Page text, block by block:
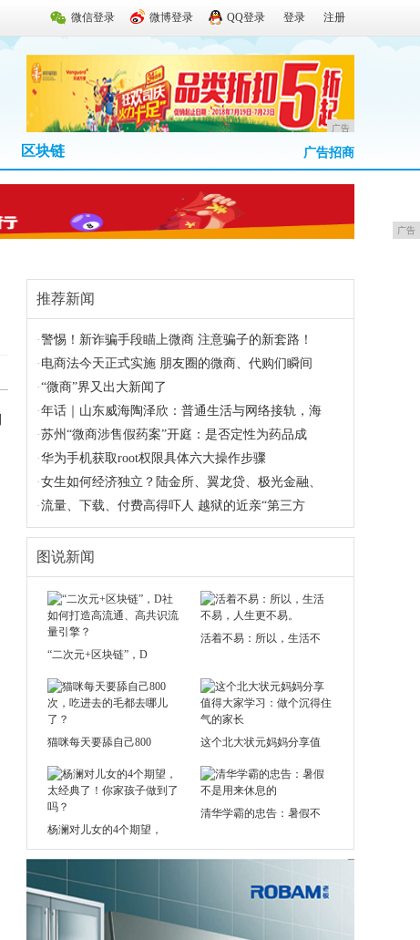
微信登录 微博登录 QQ登录 登录 注册
广告
区块链 广告招商
广告
推荐新闻
·警惕！新诈骗手段瞄上微商 注意骗子的新套路！
· 电商法今天正式实施 朋友圈的微商、代购们瞬间
·“微商”界又出大新闻了
·年话｜山东威海陶泽欣：普通生活与网络接轨，海
·苏州“微商涉售假药案”开庭：是否定性为药品成
·华为手机获取root权限具体六大操作步骤
·女生如何经济独立？陆金所、翼龙贷、极光金融、
·流量、下载、付费高得吓人 越狱的近亲“第三方
图说新闻
“二次元+区块链”，D
活着不易：所以，生活不
猫咪每天要舔自己800 这个北大状元妈妈分享值
杨澜对儿女的4个期望，
清华学霸的忠告：暑假不